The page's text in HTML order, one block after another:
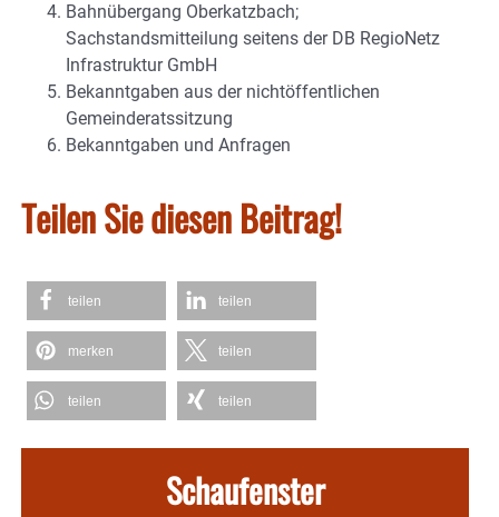
Bahnübergang Oberkatzbach;
Sachstandsmitteilung seitens der DB RegioNetz
Infrastruktur GmbH
Bekanntgaben aus der nichtöffentlichen
Gemeinderatssitzung
Bekanntgaben und Anfragen
Teilen Sie diesen Beitrag!
teilen teilen
merken teilen
teilen teilen
Schaufenster